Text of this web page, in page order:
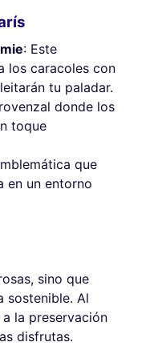
: Este
los caracoles con
tu paladar.
donde los
toque
que
en un entorno
sino que
sostenible. Al
la preservación
disfrutas.